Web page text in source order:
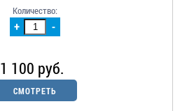
+ -
Количество:
1 100 руб.
СМОТРЕТЬ